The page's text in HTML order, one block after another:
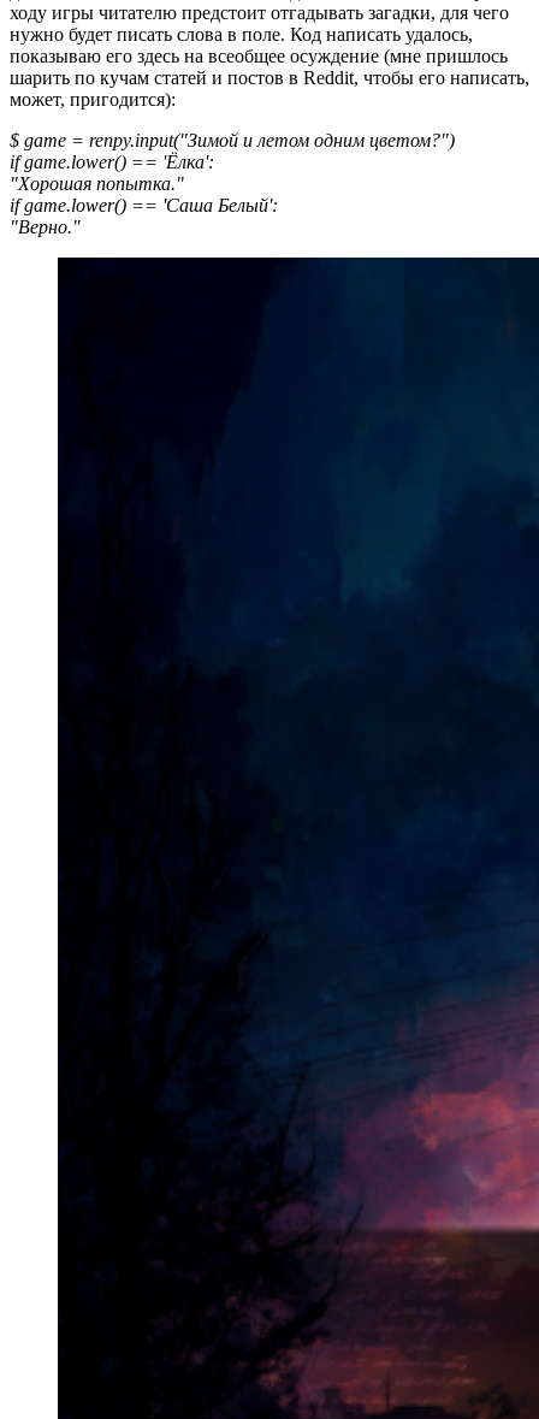
ходу игры читателю предстоит отгадывать загадки, для чего
нужно будет писать слова в поле. Код написать удалось,
показываю его здесь на всеобщее осуждение (мне пришлось
шарить по кучам статей и постов в Reddit, чтобы его написать,
может, пригодится):
$ game = renpy.input("Зимой и летом одним цветом?")
if game.lower() == 'Ёлка':
"Хорошая попытка."
if game.lower() == 'Саша Белый':
"Верно."